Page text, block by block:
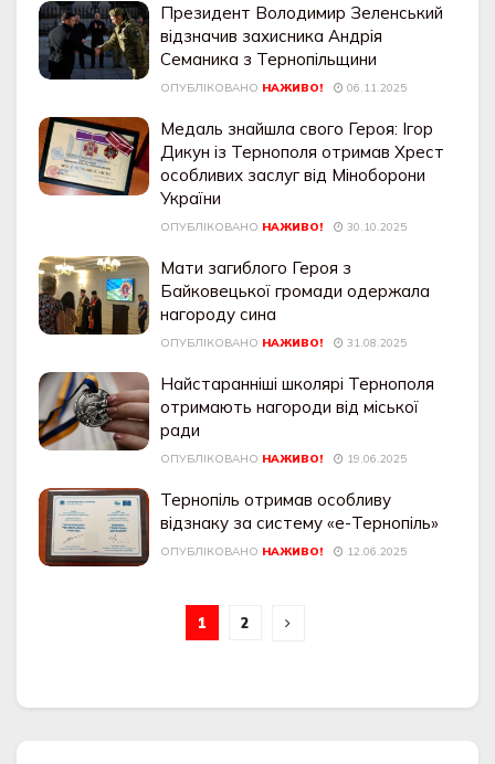
Президент Володимир Зеленський
відзначив захисника Андрія
Семаника з Тернопільщини
ОПУБЛІКОВАНО НАЖИВО! 06.11.2025
Медаль знайшла свого Героя: Ігор
Дикун із Тернополя отримав Хрест
особливих заслуг від Міноборони
України
ОПУБЛІКОВАНО НАЖИВО! 30.10.2025
Мати загиблого Героя з
Байковецької громади одержала
нагороду сина
ОПУБЛІКОВАНО НАЖИВО! 31.08.2025
Найстаранніші школярі Тернополя
отримають нагороди від міської
ради
ОПУБЛІКОВАНО НАЖИВО! 19.06.2025
Тернопіль отримав особливу
відзнаку за систему «е-Тернопіль»
ОПУБЛІКОВАНО НАЖИВО! 12.06.2025
1 2